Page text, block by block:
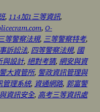
, 114加1三等資訊
, O-
等警察法規, 三等警察特考
訴訟法, 四等警察法規, 國
與設計, 絕對考猜, 網安與資
警大資管所, 警政資訊管理與
管理系統, 資通網路, 郭富警
資訊安全, 高考三等資訊處